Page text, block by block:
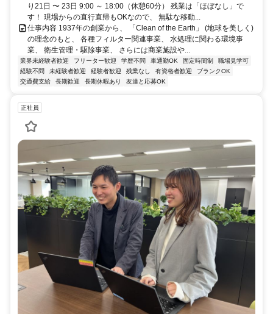
り21日 〜 23日 9:00 ～ 18:00（休憩60分） 残業は「ほぼなし」で
す！ 現場からの直行直帰もOKなので、 無駄な移動...
仕事内容 1937年の創業から、 「Clean of the Earth」 (地球を美しく)
の理念のもと、 各種フィルター関連事業、 水処理に関わる環境事
業、 衛生管理・駆除事業、 さらには商業施設や...
業界未経験者歓迎 フリーター歓迎 学歴不問 車通勤OK 固定時間制
職場見学可
経験不問
未経験者歓迎 経験者歓迎 残業なし 有資格者歓迎
ブランクOK
交通費支給
長期歓迎 長期休暇あり 友達と応募OK
正社員